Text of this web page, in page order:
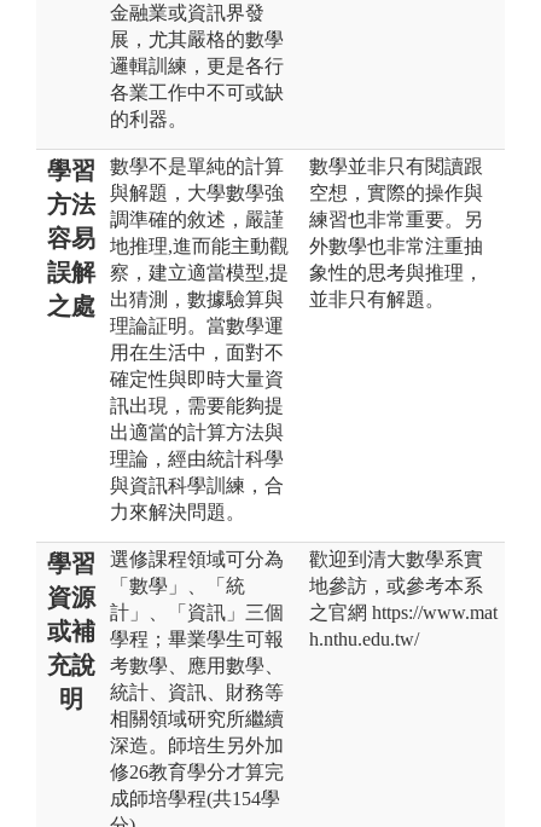
金融業或資訊界發
展，尤其嚴格的數學
邏輯訓練，更是各行
各業工作中不可或缺
的利器。
學習
方法
容易
誤解
之處
數學不是單純的計算
與解題，大學數學強
調準確的敘述，嚴謹
地推理,進而能主動觀
察，建立適當模型,提
出猜測，數據驗算與
理論証明。當數學運
用在生活中，面對不
確定性與即時大量資
訊出現，需要能夠提
出適當的計算方法與
理論，經由統計科學
與資訊科學訓練，合
力來解決問題。
數學並非只有閱讀跟
空想，實際的操作與
練習也非常重要。另
外數學也非常注重抽
象性的思考與推理，
並非只有解題。
學習
資源
或補
充說
明
選修課程領域可分為
「數學」、「統
計」、「資訊」三個
學程；畢業學生可報
考數學、應用數學、
統計、資訊、財務等
相關領域研究所繼續
深造。師培生另外加
修26教育學分才算完
成師培學程(共154學
歡迎到清大數學系實
地參訪，或參考本系
之官網 https://www.mat
h.nthu.edu.tw/